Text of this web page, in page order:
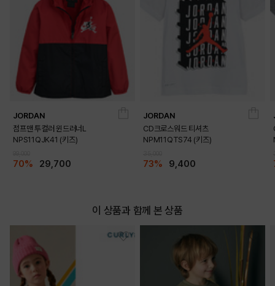
JORDAN
점프맨 투컬러 윈드러너L
NPS11QJK41 (키즈)
70% 29,700
JORDAN
CD크로스워드 티셔츠
NPM11QTS74 (키즈)
73% 9,400
이 상품과 함께 본 상품